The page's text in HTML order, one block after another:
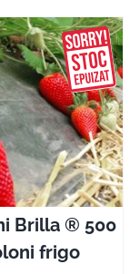
Brilla ® 500
frigo